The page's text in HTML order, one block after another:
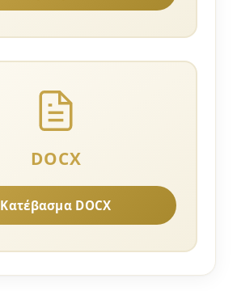
DOCX
Κατέβασμα DOCX